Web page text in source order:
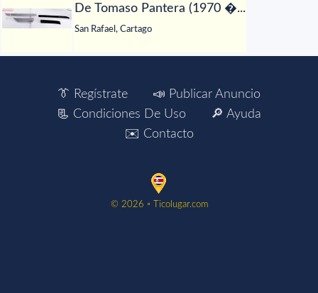
De Tomaso Pantera (1970 �...
San Rafael, Cartago
👔 Regístrate
📣 Publicar Anuncio
📃 Condiciones De Uso
🔎 Ayuda
✉️ Contacto
©️ 2026 ▫️ Ticolugar.com